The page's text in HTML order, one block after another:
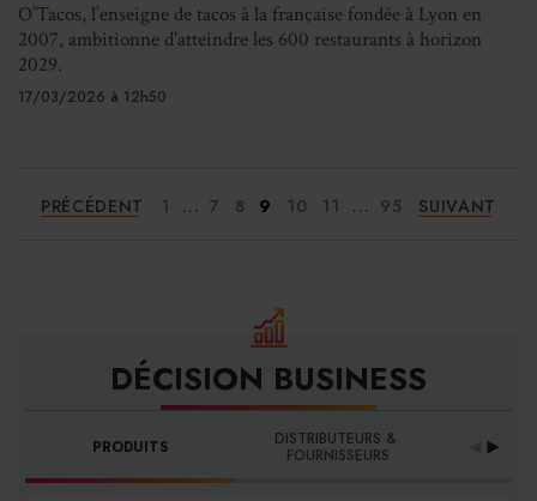
O’Tacos, l’enseigne de tacos à la française fondée à Lyon en
2007, ambitionne d'atteindre les 600 restaurants à horizon
2029.
17/03/2026 à 12h50
PRÉCÉDENT 1 ... 7 8 9 10 11 ... 95 SUIVANT
DÉCISION BUSINESS
PRODUITS DISTRIBUTEURS &
FOURNISSEURS